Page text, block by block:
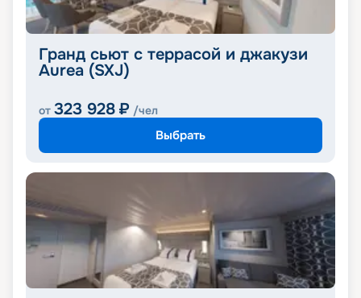
Гранд сьют с террасой и джакузи
Aurea (SXJ)
от 323 928 ₽ /чел
Выбрать